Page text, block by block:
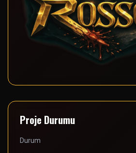
Proje Durumu
Durum